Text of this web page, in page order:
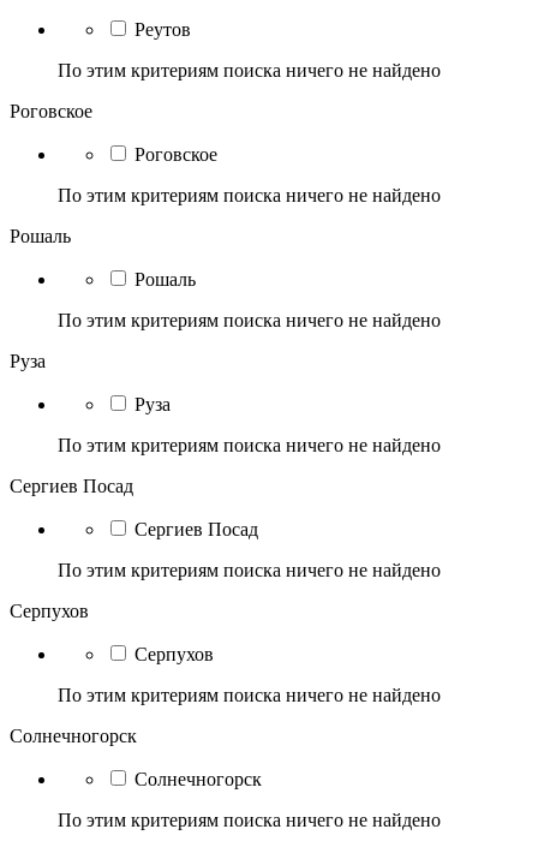
Реутов
По этим критериям поиска ничего не найдено
Роговское
Роговское
По этим критериям поиска ничего не найдено
Рошаль
Рошаль
По этим критериям поиска ничего не найдено
Руза
Руза
По этим критериям поиска ничего не найдено
Сергиев Посад
Сергиев Посад
По этим критериям поиска ничего не найдено
Серпухов
Серпухов
По этим критериям поиска ничего не найдено
Солнечногорск
Солнечногорск
По этим критериям поиска ничего не найдено